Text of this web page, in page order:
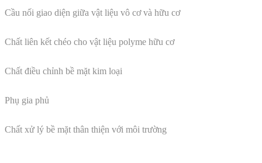
Cầu nối giao diện giữa vật liệu vô cơ và hữu cơ
Chất liên kết chéo cho vật liệu polyme hữu cơ
Chất điều chỉnh bề mặt kim loại
Phụ gia phủ
Chất xử lý bề mặt thân thiện với môi trường